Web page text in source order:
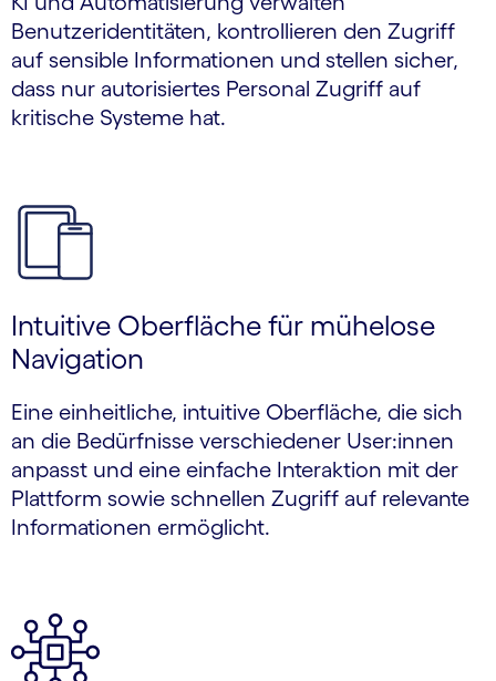
Benutzeridentitäten, kontrollieren den Zugriff
auf sensible Informationen und stellen sicher,
dass nur autorisiertes Personal Zugriff auf
kritische Systeme hat.
Intuitive Oberfläche für mühelose
Navigation
Eine einheitliche, intuitive Oberfläche, die sich
an die Bedürfnisse verschiedener User:innen
anpasst und eine einfache Interaktion mit der
Plattform sowie schnellen Zugriff auf relevante
Informationen ermöglicht.